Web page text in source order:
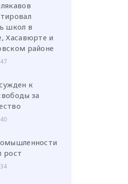
школ в
Хасавюрте и
районе
к
за
рост